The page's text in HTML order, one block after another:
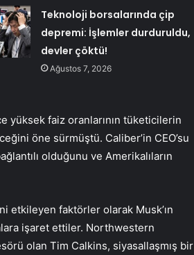
Teknoloji borsalarında çip
depremi: İşlemler durduruldu,
devler çöktü!
Ağustos 7, 2026
yüksek faiz oranlarının tüketicilerin
öne sürmüştü. Caliber’in CEO’su
olduğunu ve Amerikalıların
etkileyen faktörler olarak Musk’ın
işaret ettiler. Northwestern
olan Tim Calkins, siyasallaşmış bir